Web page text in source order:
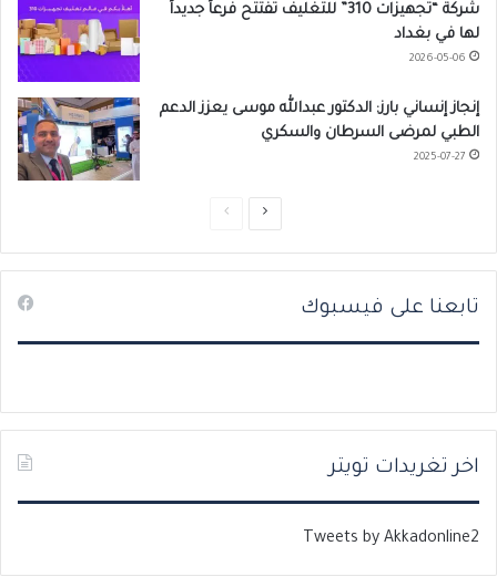
شركة “تجهيزات 310” للتغليف تفتتح فرعاً جديداً
لها في بغداد
2026-05-06
إنجاز إنساني بارز: الدكتور عبدالله موسى يعزز الدعم
الطبي لمرضى السرطان والسكري
2025-07-27
ص
ل
ص
ل
تابعنا على فيسبوك
اخر تغريدات تويتر
Tweets by Akkadonline2